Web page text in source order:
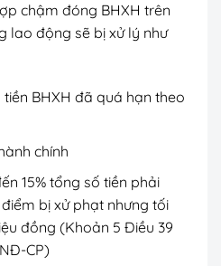
chậm đóng BHXH trên
lao động sẽ bị xử lý như
BHXH đã quá hạn theo
chính
15% tổng số tiền phải
bị xử phạt nhưng tối
đồng (Khoản 5 Điều 39
CP)